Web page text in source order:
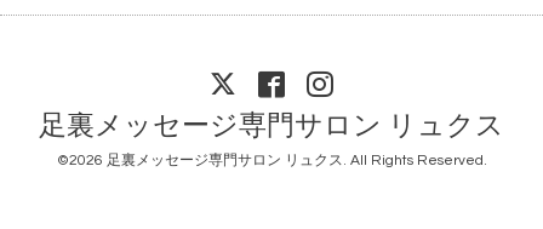
足裏メッセージ専門サロン リュクス
©2026 足裏メッセージ専門サロン リュクス. All Rights Reserved.